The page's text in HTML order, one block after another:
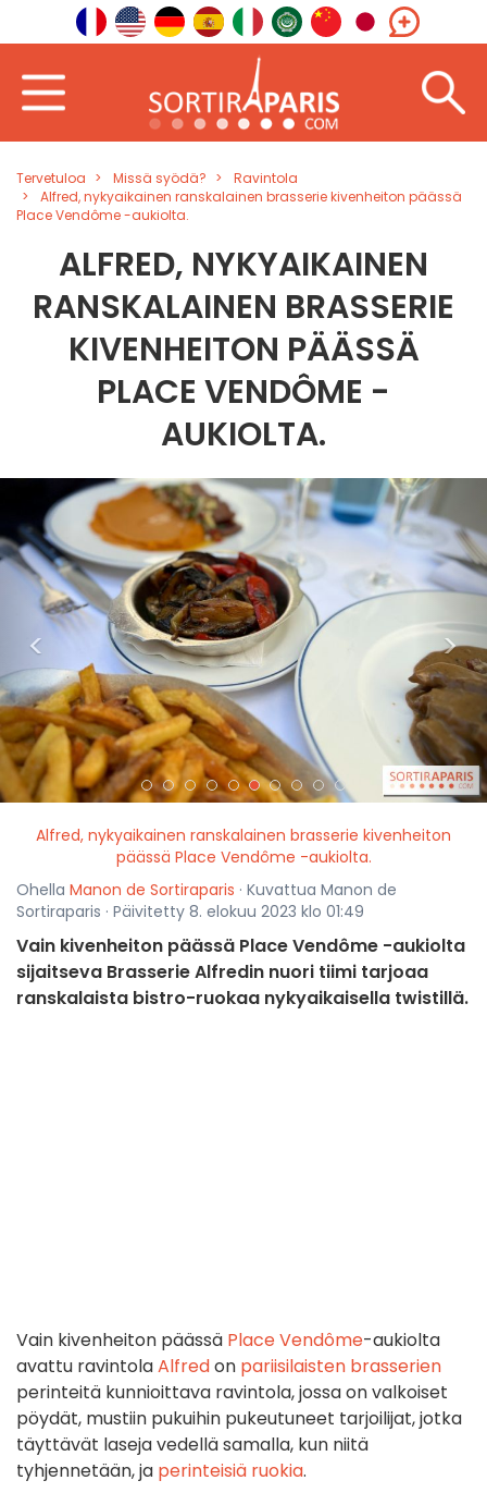
Tervetuloa Missä syödä?
Ravintola
Alfred, nykyaikainen ranskalainen brasserie kivenheiton päässä
Place Vendôme -aukiolta.
ALFRED, NYKYAIKAINEN
RANSKALAINEN BRASSERIE
KIVENHEITON PÄÄSSÄ
PLACE VENDÔME -
AUKIOLTA.
< >
Alfred, nykyaikainen ranskalainen brasserie kivenheiton
päässä Place Vendôme -aukiolta.
Ohella Manon de Sortiraparis · Kuvattua Manon de
Sortiraparis · Päivitetty 8. elokuu 2023 klo 01:49
Vain kivenheiton päässä Place Vendôme -aukiolta
sijaitseva Brasserie Alfredin nuori tiimi tarjoaa
ranskalaista bistro-ruokaa nykyaikaisella twistillä.
Vain kivenheiton päässä Place Vendôme-aukiolta
avattu ravintolaAlfredon pariisilaisten brasserien
perinteitä kunnioittava ravintola, jossa on valkoiset
pöydät, mustiin pukuihin pukeutuneet tarjoilijat, jotka
täyttävät laseja vedellä samalla, kun niitä
tyhjennetään, ja perinteisiä ruokia.